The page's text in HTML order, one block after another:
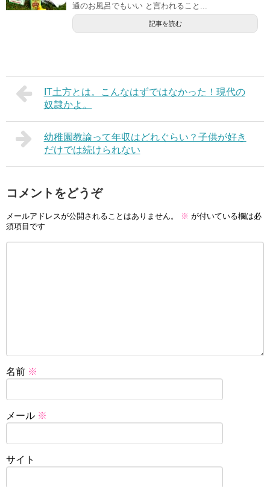
通のお風呂でもいい と言われること...
記事を読む
IT土方とは。こんなはずではなかった！現代の
奴隷かよ。
幼稚園教諭って年収はどれぐらい？子供が好き
だけでは続けられない
コメントをどうぞ
メールアドレスが公開されることはありません。 ※ が付いている欄は必
須項目です
名前 ※
メール ※
サイト